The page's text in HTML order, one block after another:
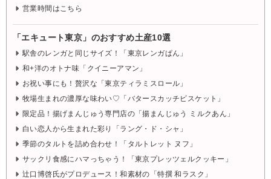
営業時間はこちら
「エキュート東京」のおすすめ土産10選
駅舎のレンガと同じサイズ！「東京レンガぱん」
和+洋のオトナ味「クイニーアマン」
お祝い事にも！贅沢な「東京ティラミスロール」
牧場生まれの濃厚な味わい♡「バタースカッチビスケット」
限定品！揚げまんじゅう専門店の「揚まんじゅう ミルクあん」
白い恋人から生まれた彩り「ラング・ド・シャ」
季節のタルトを詰め合わせ！「タルトレット ヌフ」
サックリ食感にハマっちゃう！「東京プレッツェルクッキー」
辻口博啓氏がプロデュース！和素材の「特撰 和ラスク」